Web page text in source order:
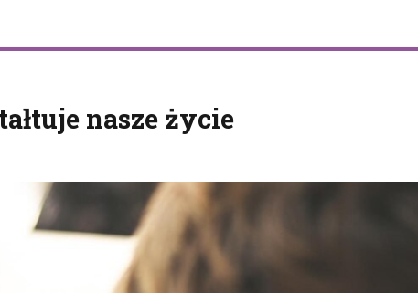
nasze życie